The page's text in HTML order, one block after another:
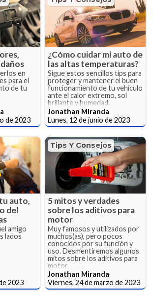
en
para el
de tu
de 2023
¿Cómo cuidar mi auto de
las altas temperaturas?
Sigue estos sencillos tips para
proteger y mantener el buen
funcionamiento de tu vehículo
ante el calor extremo, sol
brillante y humedad.
Jonathan Miranda
Lunes, 12 de junio de 2023
auto,
del
amigo
lados
2023
Tips Y Consejos
5 mitos y verdades
sobre los aditivos para
motor
Muy famosos y utilizados por
muchos(as), pero pocos
conocidos por su función y
uso. Desmentiremos algunos
mitos sobre los aditivos para
motor.
Jonathan Miranda
Viernes, 24 de marzo de 2023